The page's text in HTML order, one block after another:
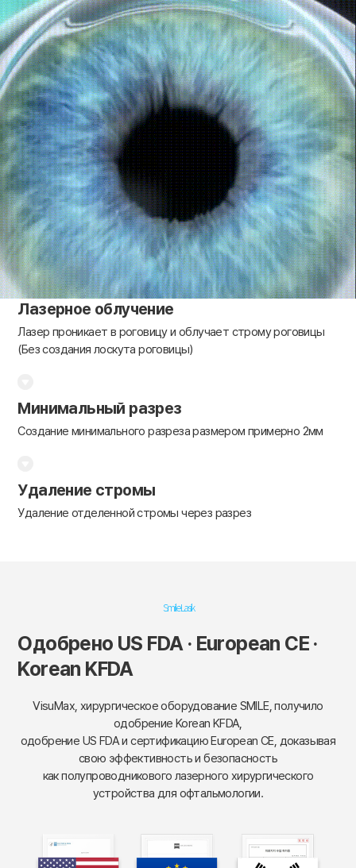
Лазерное облучение
Лазер проникает в роговицу и облучает строму роговицы
(Без создания лоскута роговицы)
Минимальный разрез
Создание минимального разреза размером примерно 2мм
Удаление стромы
Удаление отделенной стромы через разрез
Smile Lasik
Одобрено US FDA · European CE ·
Korean KFDA
VisuMax, хирургическое оборудование SMILE, получило
одобрение Korean KFDA,
одобрение US FDA и сертификацию European CE, доказывая
свою эффективность и безопасность
как полупроводникового лазерного хирургического
устройства для офтальмологии.